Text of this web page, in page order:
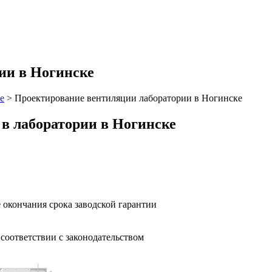
в Ногинске
> Проектирование вентиляции лаборатории в Ногинске
лаборатории в Ногинске
срока заводской гарантии
с законодательством